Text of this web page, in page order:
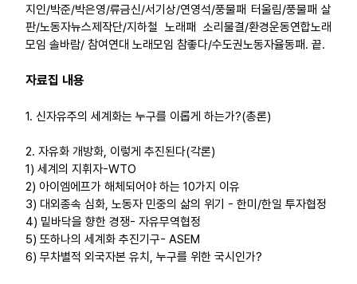
지인/박준/박은영/류금신/서기상/연영석/풍물패 터울림/풍물패 살
판/노동자뉴스제작단/지하철 노래패 소리물결/환경운동연합노래
모임 솔바람/ 참여연대 노래모임 참좋다/수도권노동자율동패. 끝.
자료집 내용
1. 신자유주의 세계화는 누구를 이롭게 하는가?(총론)
2. 자유화 개방화, 이렇게 추진된다(각론)
1) 세계의 지휘자-WTO
2) 아이엠에프가 해체되어야 하는 10가지 이유
3) 대외종속 심화, 노동자 민중의 삶의 위기 - 한미/한일 투자협정
4) 밑바닥을 향한 경쟁- 자유무역협정
5) 또하나의 세계화 추진기구- ASEM
6) 무차별적 외국자본 유치, 누구를 위한 국시인가?